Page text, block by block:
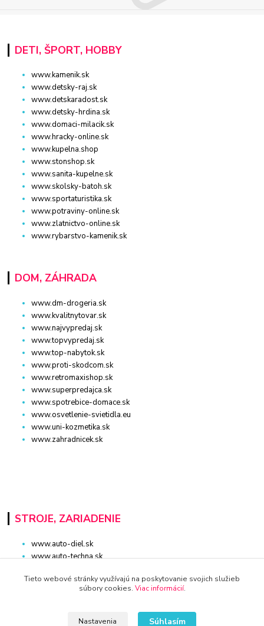
DETI, ŠPORT, HOBBY
www.kamenik.sk
www.detsky-raj.sk
www.detskaradost.sk
www.detsky-hrdina.sk
www.domaci-milacik.sk
www.hracky-online.sk
www.kupelna.shop
www.stonshop.sk
www.sanita-kupelne.sk
www.skolsky-batoh.sk
www.sportaturistika.sk
www.potraviny-online.sk
www.zlatnictvo-online.sk
www.rybarstvo-kamenik.sk
DOM, ZÁHRADA
www.dm-drogeria.sk
www.kvalitnytovar.sk
www.najvypredaj.sk
www.topvypredaj.sk
www.top-nabytok.sk
www.proti-skodcom.sk
www.retromaxishop.sk
www.superpredajca.sk
www.spotrebice-domace.sk
www.osvetlenie-svietidla.eu
www.uni-kozmetika.sk
www.zahradnicek.sk
STROJE, ZARIADENIE
www.auto-diel.sk
www.auto-techna.sk
www.profi-dielna.sk
www.polno-stroje.sk
www.stavebnictvo-online.sk
Tieto webové stránky využívajú na poskytovanie svojich služieb
súbory cookies. Viac informácií.
Nastavenia Súhlasím